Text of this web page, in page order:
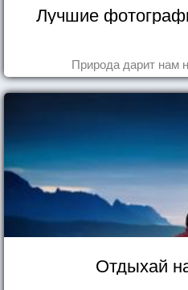
Лучшие
Природа дарит нам
Отдыхай